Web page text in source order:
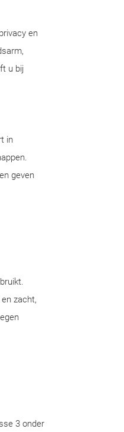
en
u bij
in
geven
zacht,
3 onder